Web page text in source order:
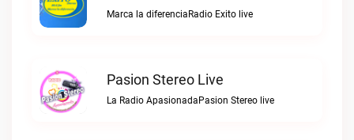
Marca la diferenciaRadio Exito live
Pasion Stereo Live
La Radio ApasionadaPasion Stereo live